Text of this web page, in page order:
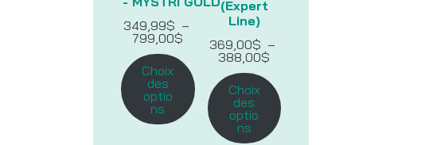
349,99$ –
799,00$ Plage
prix :
349,99$
799,00$
Choix
des
optio
ns
(Expert
Line)
369,00$ –
388,00$
prix :
369,00$
388,00$
Choix
des
optio
ns